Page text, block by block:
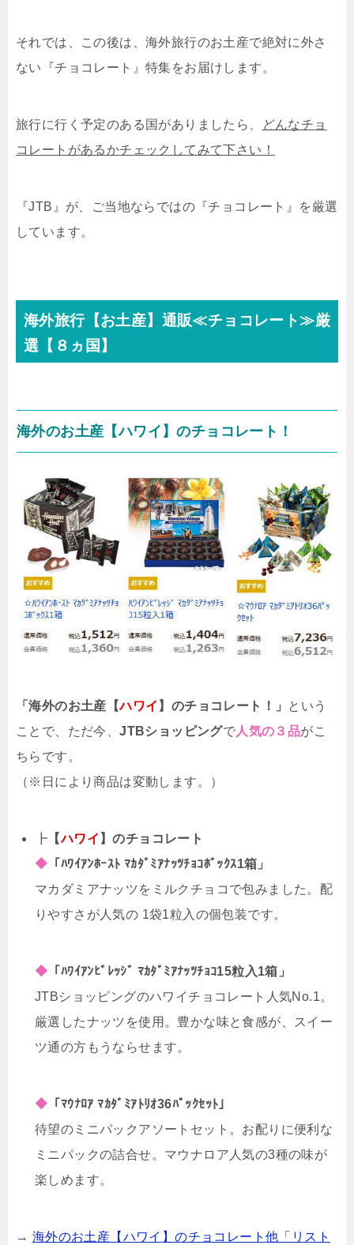
それでは、この後は、海外旅行のお土産で絶対に外さ
ない『チョコレート』特集をお届けします。
旅行に行く予定のある国がありましたら、
どんなチョ
コレートがあるかチェックしてみて下さい！
『JTB』が、ご当地ならではの『チョコレート』を厳選
しています。
海外旅行【お土産】通販≪チョコレート≫厳
選【８ヵ国】
海外のお土産【ハワイ】のチョコレート！
「海外のお土産【ハワイ 】のチョコレート！」 という
ことで、ただ今、JTBショッピングで人気の３品がこ
ちらです。
（※日により商品は変動します。）
┣ 【ハワイ 】のチョコレート
◆ 「ﾊﾜｲｱﾝﾎｰｽﾄ ﾏｶﾀﾞﾐｱﾅｯﾂﾁｮｺﾎﾞｯｸｽ1箱」
マカダミアナッツをミルクチョコで包みました。配
りやすさが人気の 1袋1粒入の個包装です。
◆ 「ﾊﾜｲｱﾝﾋﾞﾚｯｼﾞ ﾏｶﾀﾞﾐｱﾅｯﾂﾁｮｺ15粒入1箱」
JTBショッピングのハワイチョコレート人気No.1。
厳選したナッツを使用。豊かな味と食感が、スイー
ツ通の方もうならせます。
◆ 「ﾏｳﾅﾛｱ ﾏｶﾀﾞﾐｱﾄﾘｵ36ﾊﾟｯｸｾｯﾄ」
待望のミニパックアソートセット。お配りに便利な
ミニパックの詰合せ。マウナロア人気の3種の味が
楽しめます。
→ 海外のお土産【ハワイ】のチョコレート他「リスト